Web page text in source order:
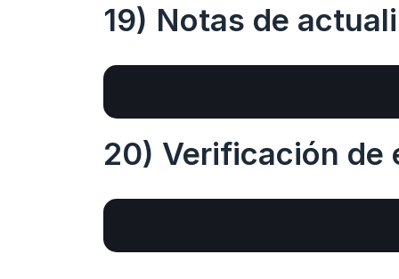
19) Notas de
20) Verificación de